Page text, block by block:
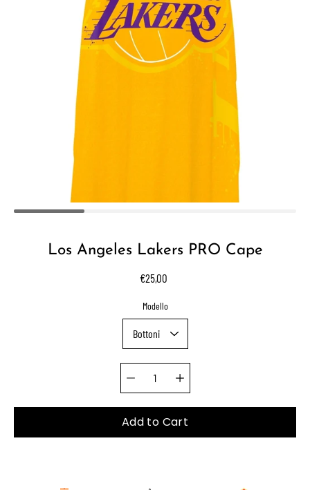
Los Angeles Lakers PRO Cape
€25,00
Modello
Select variant
Quantity selector
Add to Cart